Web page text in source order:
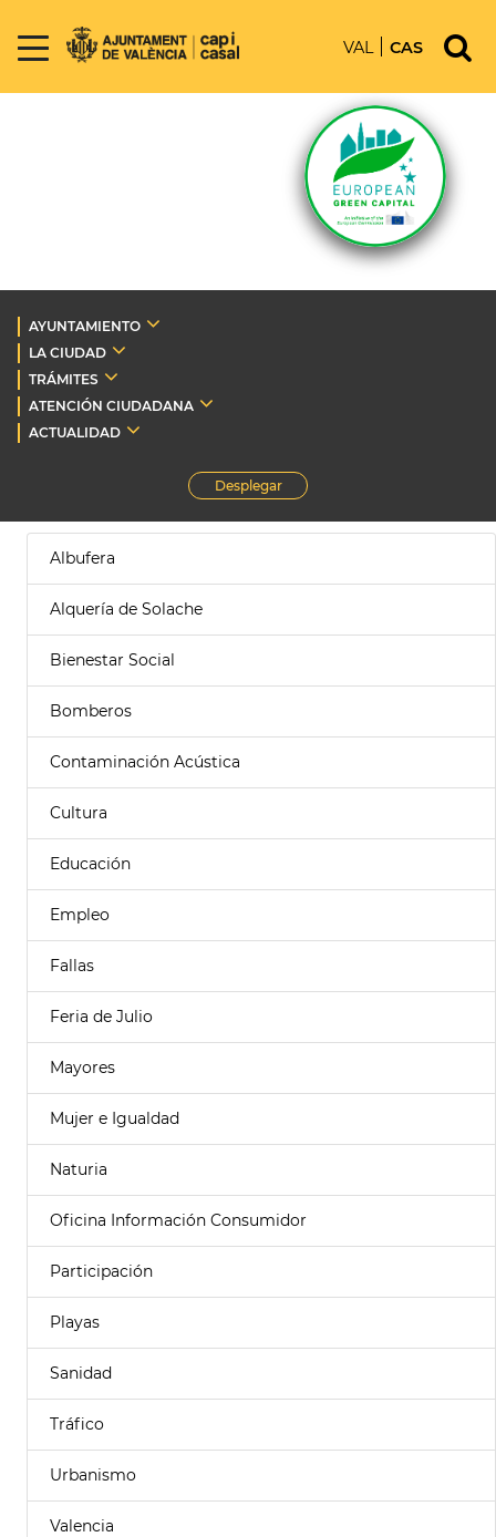
VAL CAS
AYUNTAMIENTO
LA CIUDAD
TRÁMITES
ATENCIÓN CIUDADANA
ACTUALIDAD
Desplegar
Albufera
Alquería de Solache
Bienestar Social
Bomberos
Contaminación Acústica
Cultura
Educación
Empleo
Fallas
Feria de Julio
Mayores
Mujer e Igualdad
Naturia
Oficina Información Consumidor
Participación
Playas
Sanidad
Tráfico
Urbanismo
Valencia